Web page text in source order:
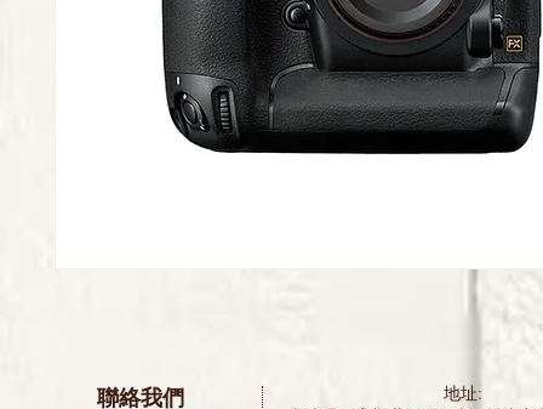
聯絡我們
地址: